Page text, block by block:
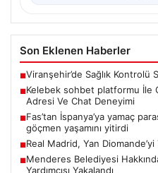
Son Eklenen Haberler
■Viranşehir’de Sağlık Kontrolü
■Kelebek sohbet platformu İle
Adresi Ve Chat Deneyimi
■Fas’tan İspanya’ya yamaç
göçmen yaşamını yitirdi
■Real Madrid, Yan
■Menderes Belediyesi
Yardımcısı Yakalandı